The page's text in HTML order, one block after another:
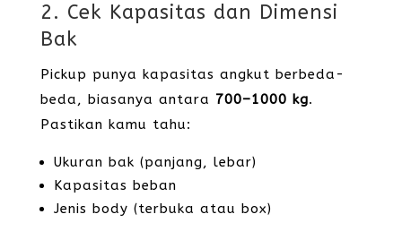
2. Cek Kapasitas dan Dimensi
Bak
Pickup punya kapasitas angkut berbeda-
beda, biasanya antara 700–1000 kg.
Pastikan kamu tahu:
Ukuran bak (panjang, lebar)
Kapasitas beban
Jenis body (terbuka atau box)